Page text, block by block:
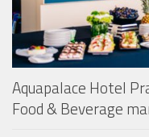
Aquapalace Hotel
Food & Beverage